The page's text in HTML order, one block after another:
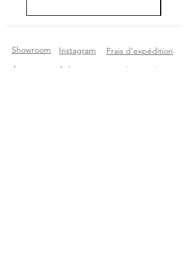
Showroom
A propos
Instagram
Selency
Frais d'expédition
Etat des articles